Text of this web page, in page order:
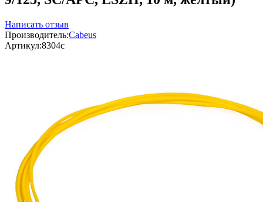
Написать отзыв
Производитель:Cabeus
Артикул:8304c